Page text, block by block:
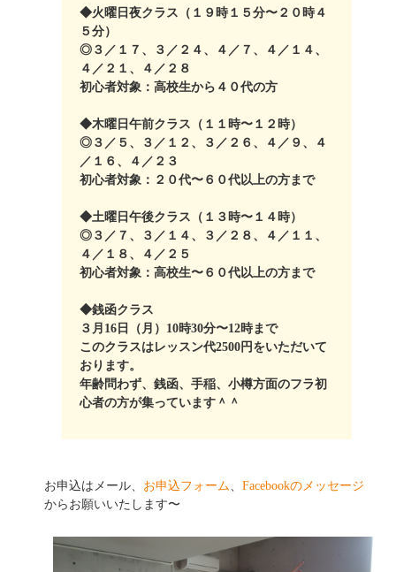
◆火曜日夜クラス（１９時１５分〜２０時４
５分）
◎３／１７、３／２４、４／７、４／１４、
４／２１、４／２８
初心者対象：高校生から４０代の方
◆木曜日午前クラス（１１時〜１２時）
◎３／５、３／１２、３／２６、４／９、４
／１６、４／２３
初心者対象：２０代〜６０代以上の方まで
◆土曜日午後クラス（１３時〜１４時）
◎３／７、３／１４、３／２８、４／１１、
４／１８、４／２５
初心者対象：高校生〜６０代以上の方まで
◆銭函クラス
３月16日（月）10時30分〜12時まで
このクラスはレッスン代2500円をいただいて
おります。
年齢問わず、銭函、手稲、小樽方面のフラ初
心者の方が集っています＾＾
お申込はメール、 お申込フォーム、 Facebookのメッセージ
からお願いいたします〜